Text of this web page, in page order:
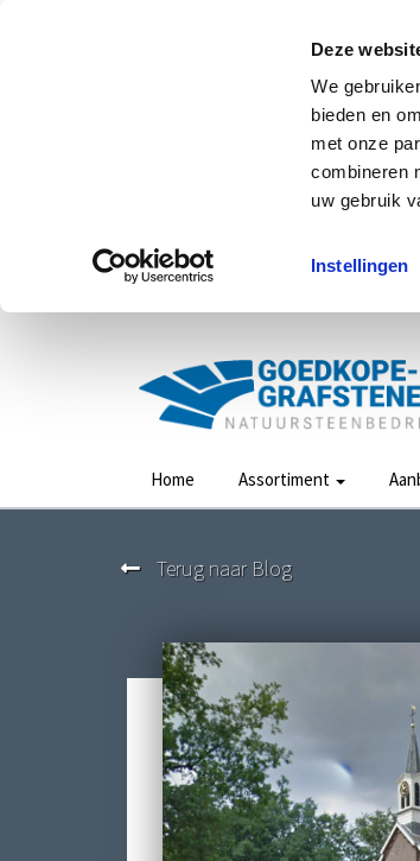
Deze
We
bieden en
met onze
combineren
uw gebruik
Instellingen
Home Assortiment
Terug naar Blog